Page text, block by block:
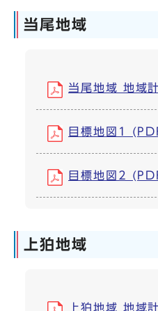
当尾地域
当尾地域 地
目標地図1
目標地図2
上狛地域
上狛地域 地